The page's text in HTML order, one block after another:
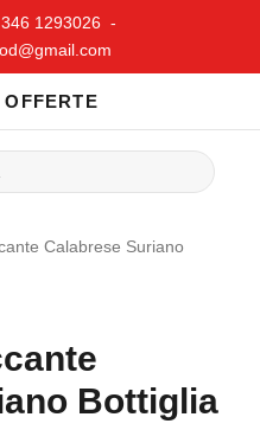
1293026 -
Calabrese Suriano
Bottiglia